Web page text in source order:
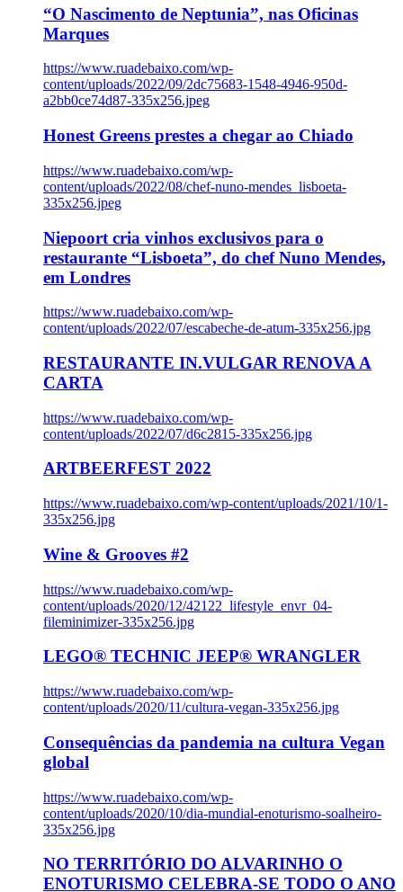
“O Nascimento de Neptunia”, nas Oficinas
Marques
https://www.ruadebaixo.com/wp-
content/uploads/2022/09/2dc75683-1548-4946-950d-
a2bb0ce74d87-335x256.jpeg
Honest Greens prestes a chegar ao Chiado
https://www.ruadebaixo.com/wp-
content/uploads/2022/08/chef-nuno-mendes_lisboeta-
335x256.jpeg
Niepoort cria vinhos exclusivos para o
restaurante “Lisboeta”, do chef Nuno Mendes,
em Londres
https://www.ruadebaixo.com/wp-
content/uploads/2022/07/escabeche-de-atum-335x256.jpg
RESTAURANTE IN.VULGAR RENOVA A
CARTA
https://www.ruadebaixo.com/wp-
content/uploads/2022/07/d6c2815-335x256.jpg
ARTBEERFEST 2022
https://www.ruadebaixo.com/wp-content/uploads/2021/10/1-
335x256.jpg
Wine & Grooves #2
https://www.ruadebaixo.com/wp-
content/uploads/2020/12/42122_lifestyle_envr_04-
fileminimizer-335x256.jpg
LEGO® TECHNIC JEEP® WRANGLER
https://www.ruadebaixo.com/wp-
content/uploads/2020/11/cultura-vegan-335x256.jpg
Consequências da pandemia na cultura Vegan
global
https://www.ruadebaixo.com/wp-
content/uploads/2020/10/dia-mundial-enoturismo-soalheiro-
335x256.jpg
NO TERRITÓRIO DO ALVARINHO O
ENOTURISMO CELEBRA-SE TODO O ANO